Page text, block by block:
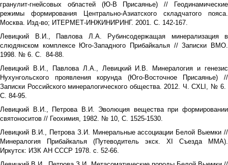
гранулит-гнейсовых областей (Ю-В Присаянье) // Геодинамические
режимы формирования Центрально-Азиатского складчатого пояса.
Москва. Изд-во; ИТЕРМЕТ-ИНЖИНИРИНГ. 2001. С. 142-167.
Левицкий В.И., Павлова Л.А. Рубинсодержащая минерализация в
слюдянском комплексе Юго-Западного Прибайкалья // Записки ВМО.
1998. № 6. С. 84-88.
Левицкий В.И., Павлова Л.А., Левицкий И.В. Минералогия и генезис
Нухунгольского проявления корунда (Юго-Восточное Присаянье) //
Записки Российского минералогического общества. 2012. Ч. CXLI, № 6.
С. 84-95.
Левицкий В.И., Петрова В.И. Эволюция вещества при формировании
святоноситов // Геохимия, 1982. № 10, С. 1525-1530.
Левицкий В.И., Петрова З.И. Минеральные ассоциации Белой Выемки //
Минералогия Прибайкалья (Путеводитель экск. XI Cъезда ММА).
Иркутск: ИЗК АН СССР 1978. с. 52-66.